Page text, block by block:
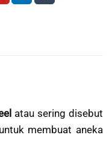
atau sering disebut
membuat aneka